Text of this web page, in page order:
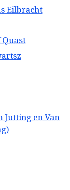
Eilbracht
Quast
Jutting en Van